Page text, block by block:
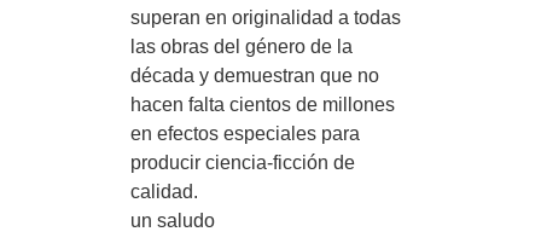
superan en originalidad a todas
las obras del género de la
década y demuestran que no
hacen falta cientos de millones
en efectos especiales para
producir ciencia-ficción de
calidad.
un saludo